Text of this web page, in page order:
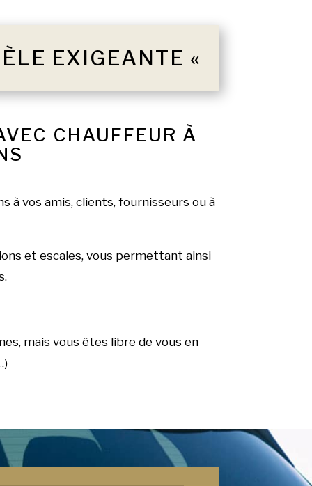
EXIGEANTE «
CHAUFFEUR À
à vos amis, clients, fournisseurs ou à
et escales, vous permettant ainsi
mais vous êtes libre de vous en